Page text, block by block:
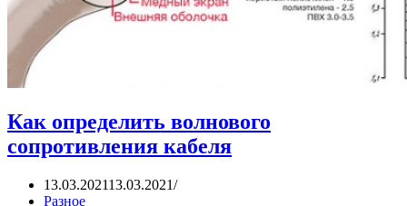
Как определить волнового
сопротивления кабеля
13.03.202113.03.2021
Разное